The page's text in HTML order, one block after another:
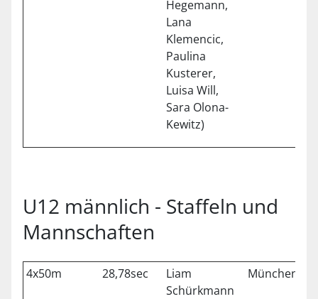
Hegemann,
Lana
Klemencic,
Paulina
Kusterer,
Luisa Will,
Sara Olona-
Kewitz)
U12 männlich - Staffeln und
Mannschaften
4x50m 28,78sec
Liam
Schürkmann
München